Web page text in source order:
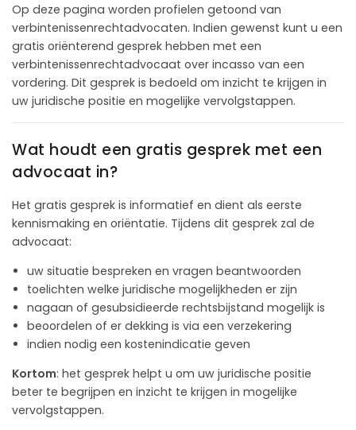
Op deze pagina worden profielen getoond van
verbintenissenrechtadvocaten. Indien gewenst kunt u een
gratis oriënterend gesprek hebben met een
verbintenissenrechtadvocaat over incasso van een
vordering. Dit gesprek is bedoeld om inzicht te krijgen in
uw juridische positie en mogelijke vervolgstappen.
Wat houdt een gratis gesprek met een
advocaat in?
Het gratis gesprek is informatief en dient als eerste
kennismaking en oriëntatie. Tijdens dit gesprek zal de
advocaat:
uw situatie bespreken en vragen beantwoorden
toelichten welke juridische mogelijkheden er zijn
nagaan of gesubsidieerde rechtsbijstand mogelijk is
beoordelen of er dekking is via een verzekering
indien nodig een kostenindicatie geven
Kortom: het gesprek helpt u om uw juridische positie
beter te begrijpen en inzicht te krijgen in mogelijke
vervolgstappen.